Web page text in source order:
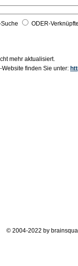
ODER-
mehr aktualisiert.
finden Sie unter:
© 2004-2022 by